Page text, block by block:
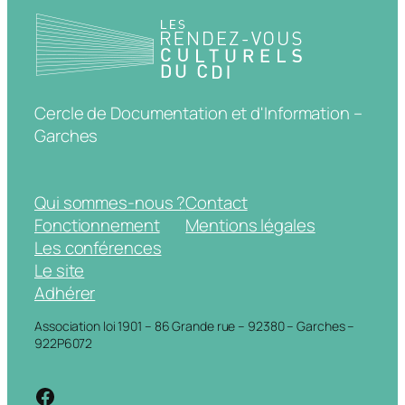
Cercle de Documentation et d'Information –
Garches
Qui sommes-nous ?
Fonctionnement
Les conférences
Le site
Adhérer
Contact
Mentions légales
Association loi 1901 – 86 Grande rue – 92380 – Garches –
922P6072
https://www.facebook.com/